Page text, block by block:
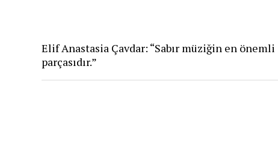
Elif Anastasia Çavdar: “Sabır müziğin en önemli
parçasıdır.”